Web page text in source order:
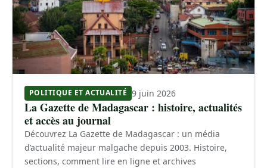
POLITIQUE ET ACTUALITÉ 9 juin 2026
La Gazette de Madagascar : histoire, actualités
et accès au journal
Découvrez La Gazette de Madagascar : un média
d’actualité majeur malgache depuis 2003. Histoire,
sections, comment lire en ligne et archives